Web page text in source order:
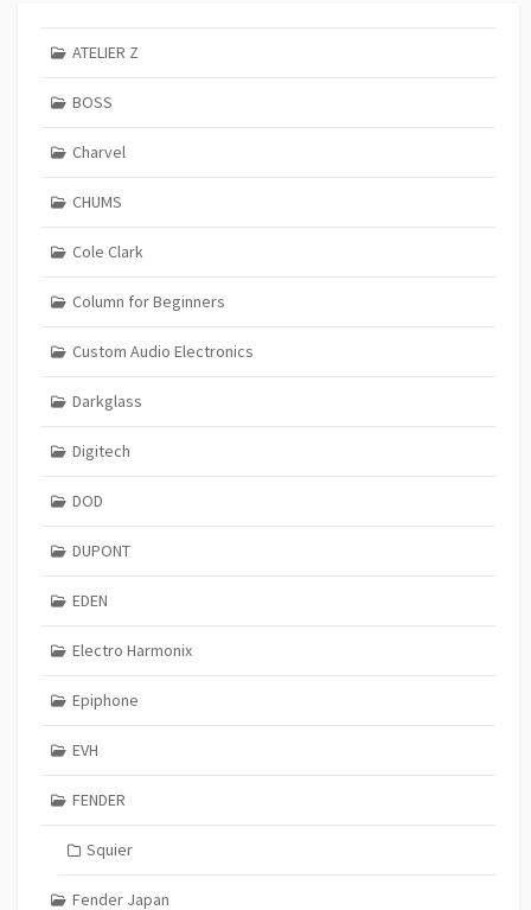
ATELIER Z
BOSS
Charvel
CHUMS
Cole Clark
Column for Beginners
Custom Audio Electronics
Darkglass
Digitech
DOD
DUPONT
EDEN
Electro Harmonix
Epiphone
EVH
FENDER
Squier
Fender Japan